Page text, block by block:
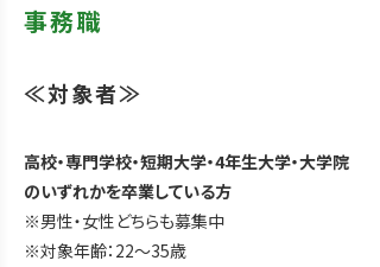
事務職
≪対象者≫
高校・専門学校・短期大学・4年生大学・大学院
のいずれかを卒業している方
※男性・女性どちらも募集中
※対象年齢：22〜35歳